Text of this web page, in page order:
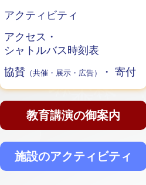
アクティビティ
アクセス・
シャトルバス時刻表
協賛 （共催・展示・広告） ・ 寄付
教育講演の御案内
施設のアクティビティ